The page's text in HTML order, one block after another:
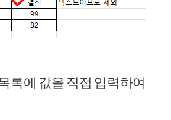
록에 값을 직접 입력하여